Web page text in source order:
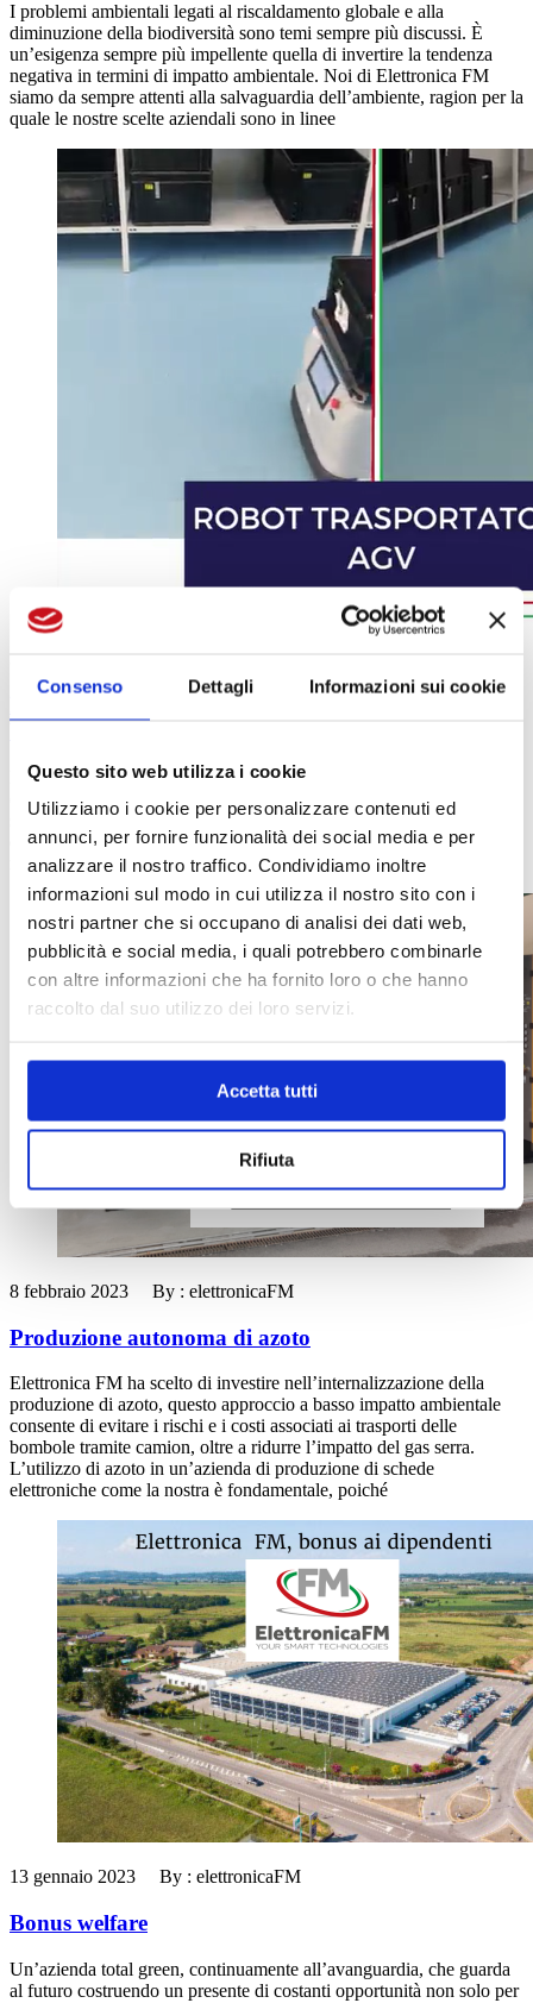
Consenso Dettagli Informazioni sui cookie
Questo sito web utilizza i cookie
Utilizziamo i cookie per personalizzare contenuti ed
annunci, per fornire funzionalità dei social media e per
analizzare il nostro traffico. Condividiamo inoltre
informazioni sul modo in cui utilizza il nostro sito con i
nostri partner che si occupano di analisi dei dati web,
pubblicità e social media, i quali potrebbero combinarle
con altre informazioni che ha fornito loro o che hanno
raccolto dal suo utilizzo dei loro servizi.
Accetta tutti
Rifiuta
I problemi ambientali legati al riscaldamento globale e alla
diminuzione della biodiversità sono temi sempre più discussi. È
un’esigenza sempre più impellente quella di invertire la tendenza
negativa in termini di impatto ambientale. Noi di Elettronica FM
siamo da sempre attenti alla salvaguardia dell’ambiente, ragion per la
quale le nostre scelte aziendali sono in linee
Robot trasportatori AGV – Efficienza, produttività e
Nati nella metà del secolo scorso, i robot trasportatori AGV
(Automated Guided Vehicles) sono veicoli a guida automatica, come
si può facilmente evincere dal nome completo. La loro finalità è
quella di trasportare la merce da un punto a un altro all’interno del
magazzino o, più in generale, in tutti quei contesti che prevedono gli
8 febbraio 2023 By : elettronicaFM
Produzione autonoma di azoto
Elettronica FM ha scelto di investire nell’internalizzazione della
produzione di azoto, questo approccio a basso impatto ambientale
consente di evitare i rischi e i costi associati ai trasporti delle
bombole tramite camion, oltre a ridurre l’impatto del gas serra.
L’utilizzo di azoto in un’azienda di produzione di schede
elettroniche come la nostra è fondamentale, poiché
13 gennaio 2023 By : elettronicaFM
Bonus welfare
Un’azienda total green, continuamente all’avanguardia, che guarda
al futuro costruendo un presente di costanti opportunità non solo per